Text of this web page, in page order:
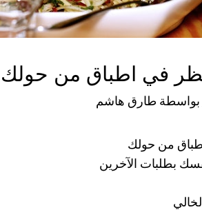
في اطباق من حولك
طارق هاشم
من حولك
بطلبات الآخرين